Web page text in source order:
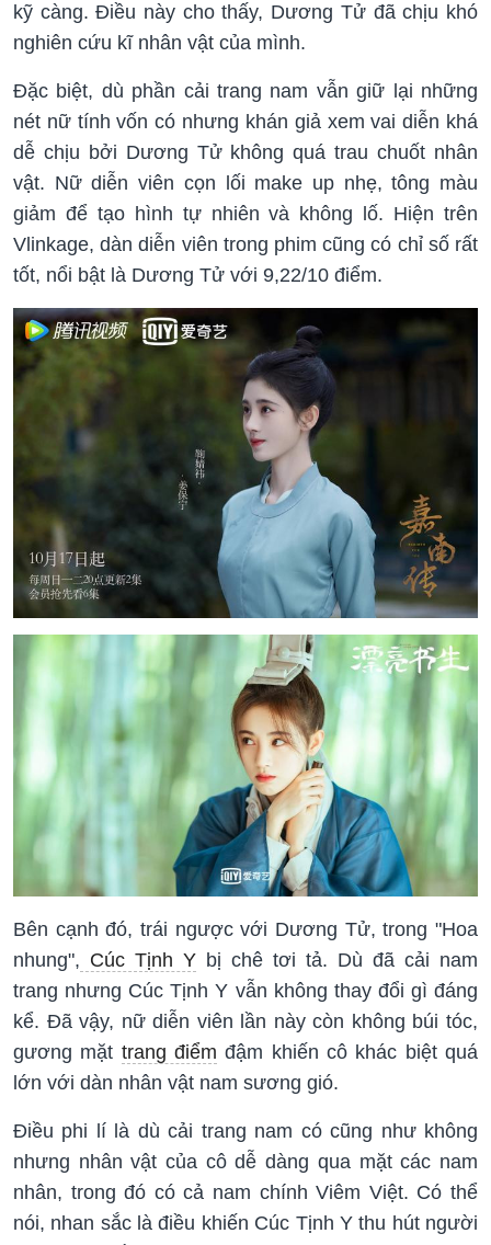
kỹ càng. Điều này cho thấy, Dương Tử đã chịu khó
nghiên cứu kĩ nhân vật của mình.
Đặc biệt, dù phần cải trang nam vẫn giữ lại những
nét nữ tính vốn có nhưng khán giả xem vai diễn khá
dễ chịu bởi Dương Tử không quá trau chuốt nhân
vật. Nữ diễn viên cọn lối make up nhẹ, tông màu
giảm để tạo hình tự nhiên và không lố. Hiện trên
Vlinkage, dàn diễn viên trong phim cũng có chỉ số rất
tốt, nổi bật là Dương Tử với 9,22/10 điểm.
Bên cạnh đó, trái ngược với Dương Tử, trong "Hoa
nhung", Cúc Tịnh Y bị chê tơi tả. Dù đã cải nam
trang nhưng Cúc Tịnh Y vẫn không thay đổi gì đáng
kể. Đã vậy, nữ diễn viên lần này còn không búi tóc,
gương mặt trang điểm đậm khiến cô khác biệt quá
lớn với dàn nhân vật nam sương gió.
Điều phi lí là dù cải trang nam có cũng như không
nhưng nhân vật của cô dễ dàng qua mặt các nam
nhân, trong đó có cả nam chính Viêm Việt. Có thể
nói, nhan sắc là điều khiến Cúc Tịnh Y thu hút người